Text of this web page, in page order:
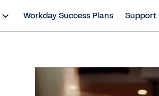
Workday Success Plans Support